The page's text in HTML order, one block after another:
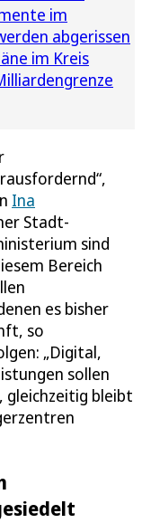
im
abgerissen
im Kreis
Ina
Stadt-
sind
Bereich
es bisher
so
„Digital,
sollen
gleichzeitig bleibt